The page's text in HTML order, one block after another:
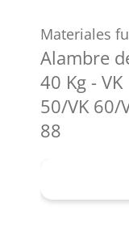
Materiales
Alambre
40 Kg -
50/VK 60/
88